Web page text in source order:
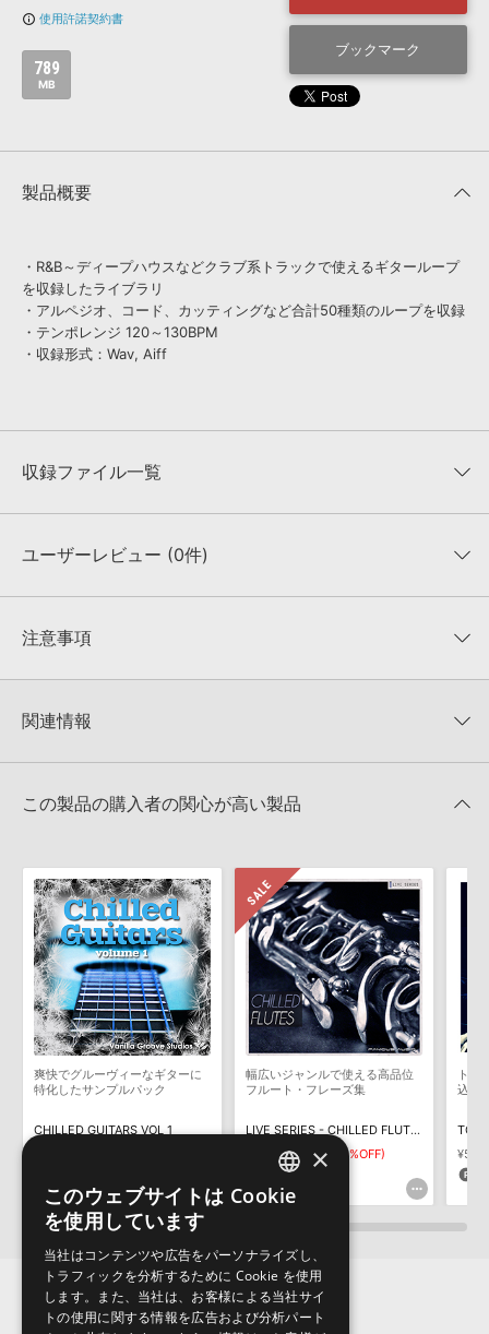
APS
SLS 音素材の制作・
info_outline 使用許諾契約書
789
MB
ブックマーク
製品概要
・R&B～ディープハウスなどクラブ系トラックで使えるギターループ
を収録したライブラリ
・アルペジオ、コード、カッティングなど合計50種類のループを収録
・テンポレンジ 120～130BPM
・収録形式：Wav, Aiff
収録ファイル一覧
収録ファイル一覧
ユーザーレビュー (0件)
★★★★★
★5
★4
★1
注意事項
KONTAKTフォーマットは、
でお使いいただけます。無償版のKONTAKT PLAYERではお使いい
4GBを超えるデータに関するご注意：FAT32でフォーマットされた
きます際には、NTFSやHFS＋でフォーマットされたHDDをご用意
いただく必要がございます。
製品の購入手続き完了後、受注確認メールとシリアルナンバーをお
知らせするメールの2通が送信されます。メールに記載されており
ます説明に沿って、製品のダウンロード／導入を行って下さい。
サンプルパック製品には、原則として日本語版操作マニュアルをご
用意しておりません。ご購入後のご不明点や詳細に関するお問い合
わせなどはテクニカルサポート
までご連絡ください。
デモソングは、製品収録サウンドを使ってできることを紹介するた
そのものをお使いいただくことはできません。また、デモソングを
構成する全てのサウンドが、サンプルパックに含まれていることを
ダウンロード製品という性質上、一切の返品・返金はお受け付け致
しかねます。
関連情報
心のサンプル集が50%OFF！
この製品の購入者の関心が高い製品
爽快でグルーヴィーなギターに
特化したサンプルパック
CHILLED GUITARS VOL 1
幅広いジャンルで使える高品位
フルート・フレーズ集
LIVE SERIES - CHILLED FLUTES
¥6,369 ¥4,458(30%OFF)
133pt
トラ
込む
ENGLISH
×
このウェブサイトは Cookie
を使用しています
当社はコンテンツや広告をパーソナライズし、
トラフィックを分析するために Cookie を使用
します。また、当社は、お客様による当社サイ
トの使用に関する情報を広告および分析パート